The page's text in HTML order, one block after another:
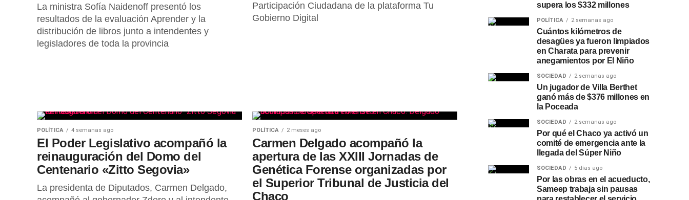
La ministra Sofía Naidenoff presentó los
resultados de la evaluación Aprender y la
distribución de libros junto a intendentes y
legisladores de toda la provincia
Participación Ciudadana de la plataforma Tu
Gobierno Digital
POLÍTICA 4 semanas ago
El Poder Legislativo acompañó la
reinauguración del Domo del
Centenario «Zitto Segovia»
La presidenta de Diputados, Carmen Delgado,
POLÍTICA 2 meses ago
Carmen Delgado acompañó la
apertura de las XXIII Jornadas de
Genética Forense organizadas por
el Superior Tribunal de Justicia del
Chaco
supera los $332 millones
POLÍTICA 2 semanas ago
Cuántos kilómetros de
desagües ya fueron limpiados
en Charata para prevenir
anegamientos por El Niño
SOCIEDAD 2 semanas ago
Un jugador de Villa Berthet
ganó más de $376 millones en
la Poceada
SOCIEDAD 2 semanas ago
Por qué el Chaco ya activó un
comité de emergencia ante la
llegada del Súper Niño
SOCIEDAD 5 días ago
Por las obras en el acueducto,
Sameep trabaja sin pausas